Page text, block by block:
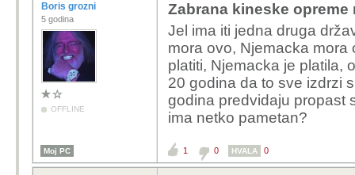
Boris grozni
5 godina
OFFLINE
Zabrana kineske
Jel ima iti jedna druga
mora ovo, Njemacka
platiti, Njemacka je platila,
20 godina da to sve izdrzi
godina predvidaju propast
ima netko pametan?
Moj PC 1 0 HVALA 0